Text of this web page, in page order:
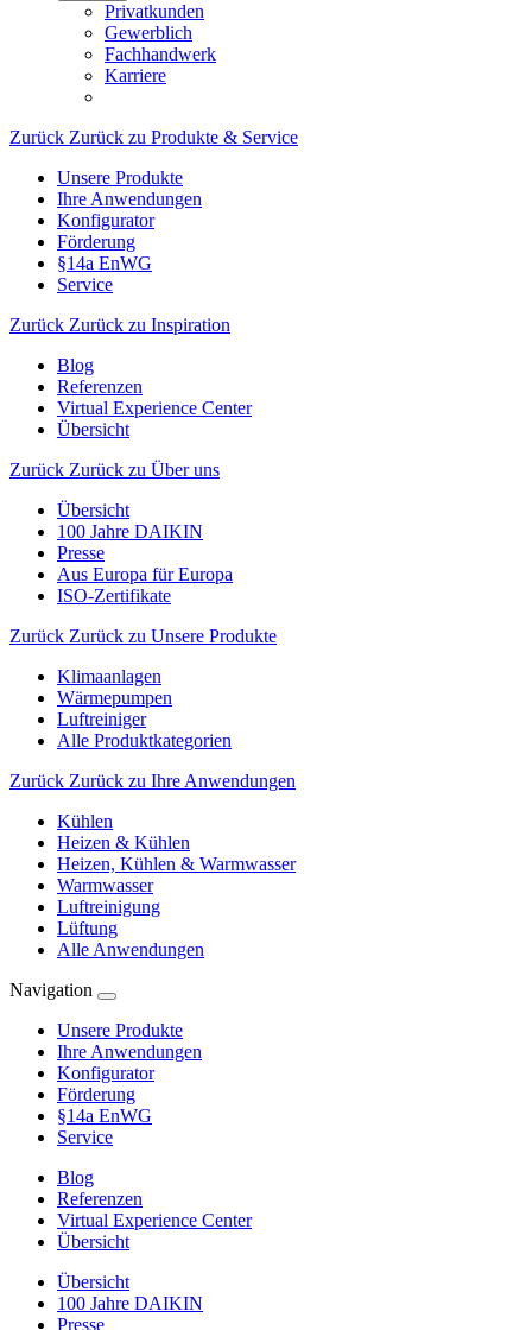
Privatkunden
Gewerblich
Fachhandwerk
Karriere
Zurück Zurück zu Produkte & Service
Unsere Produkte
Ihre Anwendungen
Konfigurator
Förderung
§14a EnWG
Service
Zurück Zurück zu Inspiration
Blog
Referenzen
Virtual Experience Center
Übersicht
Zurück Zurück zu Über uns
Übersicht
100 Jahre DAIKIN
Presse
Aus Europa für Europa
ISO-Zertifikate
Zurück Zurück zu Unsere Produkte
Klimaanlagen
Wärmepumpen
Luftreiniger
Alle Produktkategorien
Zurück Zurück zu Ihre Anwendungen
Kühlen
Heizen & Kühlen
Heizen, Kühlen & Warmwasser
Warmwasser
Luftreinigung
Lüftung
Alle Anwendungen
Navigation
Unsere Produkte
Ihre Anwendungen
Konfigurator
Förderung
§14a EnWG
Service
Blog
Referenzen
Virtual Experience Center
Übersicht
Übersicht
100 Jahre DAIKIN
Presse